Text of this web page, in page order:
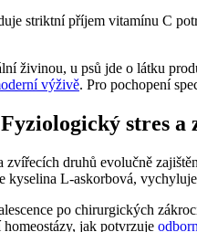
striktní příjem vitamínu C
živinou, u psů jde o látku
výživě. Pro pochopení
stres
druhů evolučně
kyselina L-askorbová,
po chirurgických
jak potvrzuje